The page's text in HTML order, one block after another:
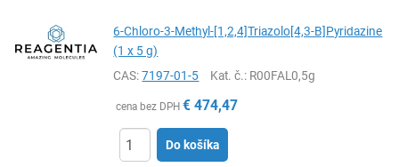
6-Chloro-3-Methyl-[1,2,4]Triazolo[4,3-B]Pyridazine
(1 x 5 g)
CAS:7197-01-5 Kat. č.: R00FAL0,5g
cena bez DPH € 474,47
Do košíka